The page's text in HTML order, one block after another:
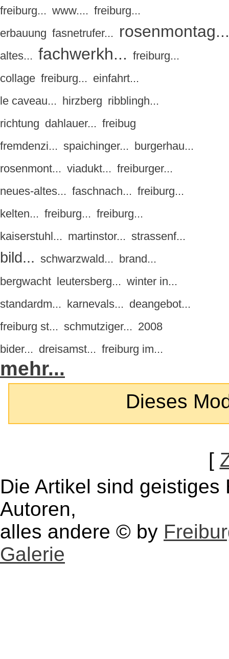
freiburg... www.... freiburg...
erbauung fasnetrufer... rosenmontag...
altes... fachwerkh... freiburg...
collage freiburg... einfahrt...
le caveau... hirzberg ribblingh...
richtung dahlauer... freibug
fremdenzi... spaichinger... burgerhau...
rosenmont... viadukt... freiburger...
neues-altes... faschnach... freiburg...
kelten... freiburg... freiburg...
kaiserstuhl... martinstor... strassenf...
bild... schwarzwald... brand...
bergwacht leutersberg... winter in...
standardm... karnevals... deangebot...
freiburg st... schmutziger... 2008
bider... dreisamst... freiburg im...
mehr...
Dieses
[
Die Artikel sind
Autoren,
alles andere © by
Galerie